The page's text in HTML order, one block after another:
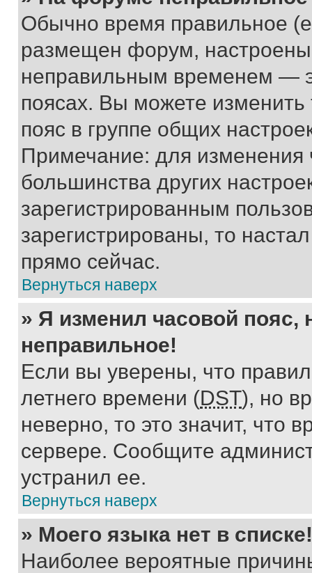
Обычно время правильное
размещен форум, настроены
неправильным временем —
поясах. Вы можете изменить
пояс в группе общих
Примечание: для изменения
большинства других
зарегистрированным
зарегистрированы, то
прямо сейчас.
Вернуться наверх
» Я изменил часовой пояс,
неправильное!
Если вы уверены, что
летнего времени (DST), но
неверно, то это значит, что
сервере. Сообщите
устранил ее.
Вернуться наверх
» Моего языка нет в списке!
Наиболее вероятные